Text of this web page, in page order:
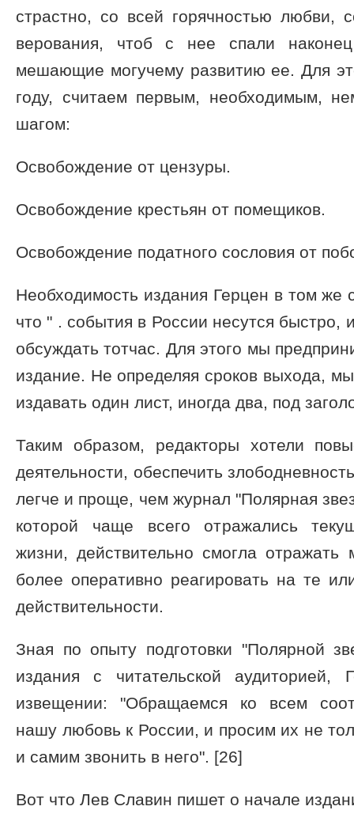
страстно, со всей горячностью любви,
верования, чтоб с нее спали
мешающие могучему развитию ее. Для
году, считаем первым, необходимым,
шагом:
Освобождение от цензуры.
Освобождение крестьян от помещиков.
Освобождение податного сословия от
Необходимость издания Герцен в том же
что " . события в России несутся быстро,
обсуждать тотчас. Для этого мы
издание. Не определяя сроков выхода,
издавать один лист, иногда два, под
Таким образом, редакторы хотели
деятельности, обеспечить
легче и проще, чем журнал "Полярная
которой чаще всего отражались
жизни, действительно смогла
более оперативно реагировать на те
действительности.
Зная по опыту подготовки "Полярной
издания с читательской
извещении: "Обращаемся ко всем
нашу любовь к России, и просим их не
и самим звонить в него". [26]
Вот что Лев Славин пишет о начале